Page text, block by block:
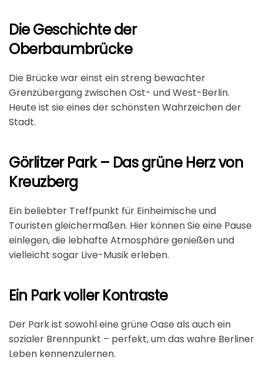
Die Geschichte der
Oberbaumbrücke
Die Brücke war einst ein streng bewachter
Grenzübergang zwischen Ost- und West-Berlin.
Heute ist sie eines der schönsten Wahrzeichen der
Stadt.
Görlitzer Park – Das grüne Herz von
Kreuzberg
Ein beliebter Treffpunkt für Einheimische und
Touristen gleichermaßen. Hier können Sie eine Pause
einlegen, die lebhafte Atmosphäre genießen und
vielleicht sogar Live-Musik erleben.
Ein Park voller Kontraste
Der Park ist sowohl eine grüne Oase als auch ein
sozialer Brennpunkt – perfekt, um das wahre Berliner
Leben kennenzulernen.